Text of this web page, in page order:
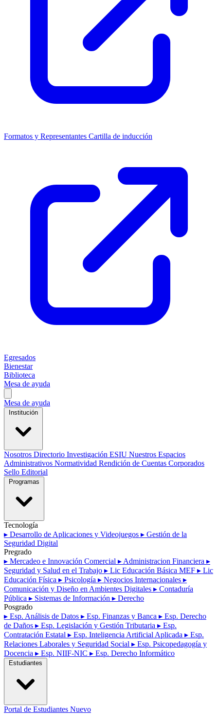
Formatos y Representantes Cartilla de inducción
Egresados
Bienestar
Biblioteca
Mesa de ayuda
Mesa de ayuda
Nosotros Directorio Investigación ESIU Nuestros Espacios
Administrativos Normatividad Rendición de Cuentas Corporados
Sello Editorial
Tecnología
▸ Desarrollo de Aplicaciones y Videojuegos ▸ Gestión de la
Seguridad Digital
Pregrado
▸ Mercadeo e Innovación Comercial ▸ Administracion Financiera ▸
Seguridad y Salud en el Trabajo ▸ Lic Educación Básica MEF ▸ Lic
Educación Física ▸ Psicología ▸ Negocios Internacionales ▸
Comunicación y Diseño en Ambientes Digitales ▸ Contaduría
Pública ▸ Sistemas de Información ▸ Derecho
Posgrado
▸ Esp. Análisis de Datos ▸ Esp. Finanzas y Banca ▸ Esp. Derecho
de Daños ▸ Esp. Legislación y Gestión Tributaria ▸ Esp.
Contratación Estatal ▸ Esp. Inteligencia Artificial Aplicada ▸ Esp.
Relaciones Laborales y Seguridad Social ▸ Esp. Psicopedagogía y
Docencia ▸ Esp. NIIF-NIC ▸ Esp. Derecho Informático
Portal de Estudiantes Nuevo